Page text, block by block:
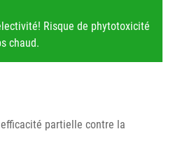
Risque de phytotoxicité
chaud.
partielle contre la